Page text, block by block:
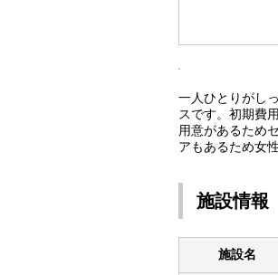
一人ひとりがし
スです。初期費
用意があるため
アもあるため女
施設情報
施設名